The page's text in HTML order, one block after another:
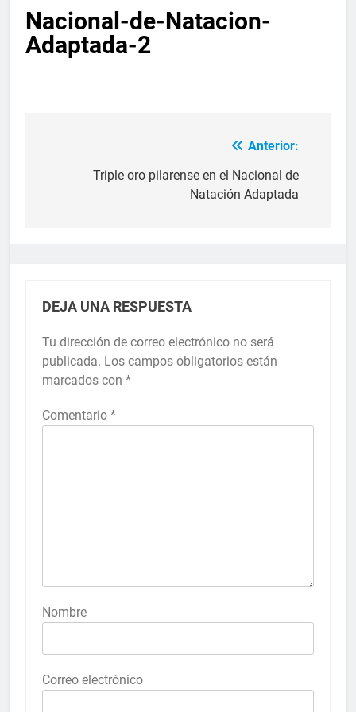
Nacional-de-Natacion-
Adaptada-2
Anterior:
Triple oro pilarense en el Nacional de
Natación Adaptada
DEJA UNA RESPUESTA
Tu dirección de correo electrónico no será
publicada. Los campos obligatorios están
marcados con *
Comentario *
Nombre
Correo electrónico